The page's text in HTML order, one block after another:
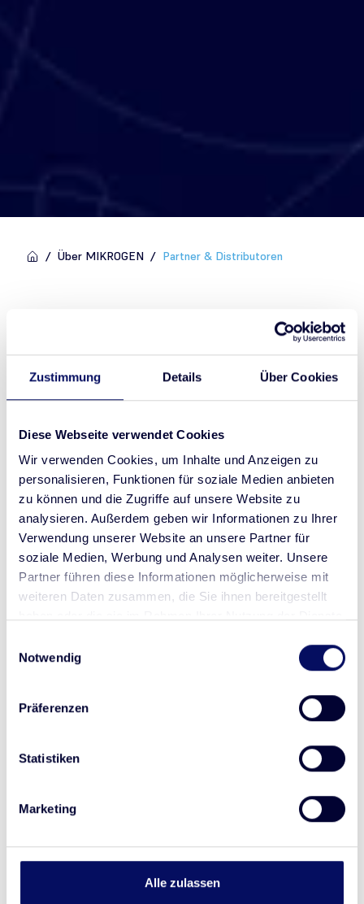
Zustimmung Details Über Cookies
Diese Webseite verwendet Cookies
Wir verwenden Cookies, um Inhalte und Anzeigen zu
personalisieren, Funktionen für soziale Medien anbieten
zu können und die Zugriffe auf unsere Website zu
analysieren. Außerdem geben wir Informationen zu Ihrer
Verwendung unserer Website an unsere Partner für
soziale Medien, Werbung und Analysen weiter. Unsere
Partner führen diese Informationen möglicherweise mit
weiteren Daten zusammen, die Sie ihnen bereitgestellt
Notwendig
Präferenzen
Statistiken
Marketing
Alle zulassen
/ Über MIKROGEN / Partner & Distributoren
MIKROGEN HANGZHOU China
RM529, Building E Tianhe Hi-Park No.688 Binan
P +86 177 6719 5732
luyunchong@126.com
Afrika